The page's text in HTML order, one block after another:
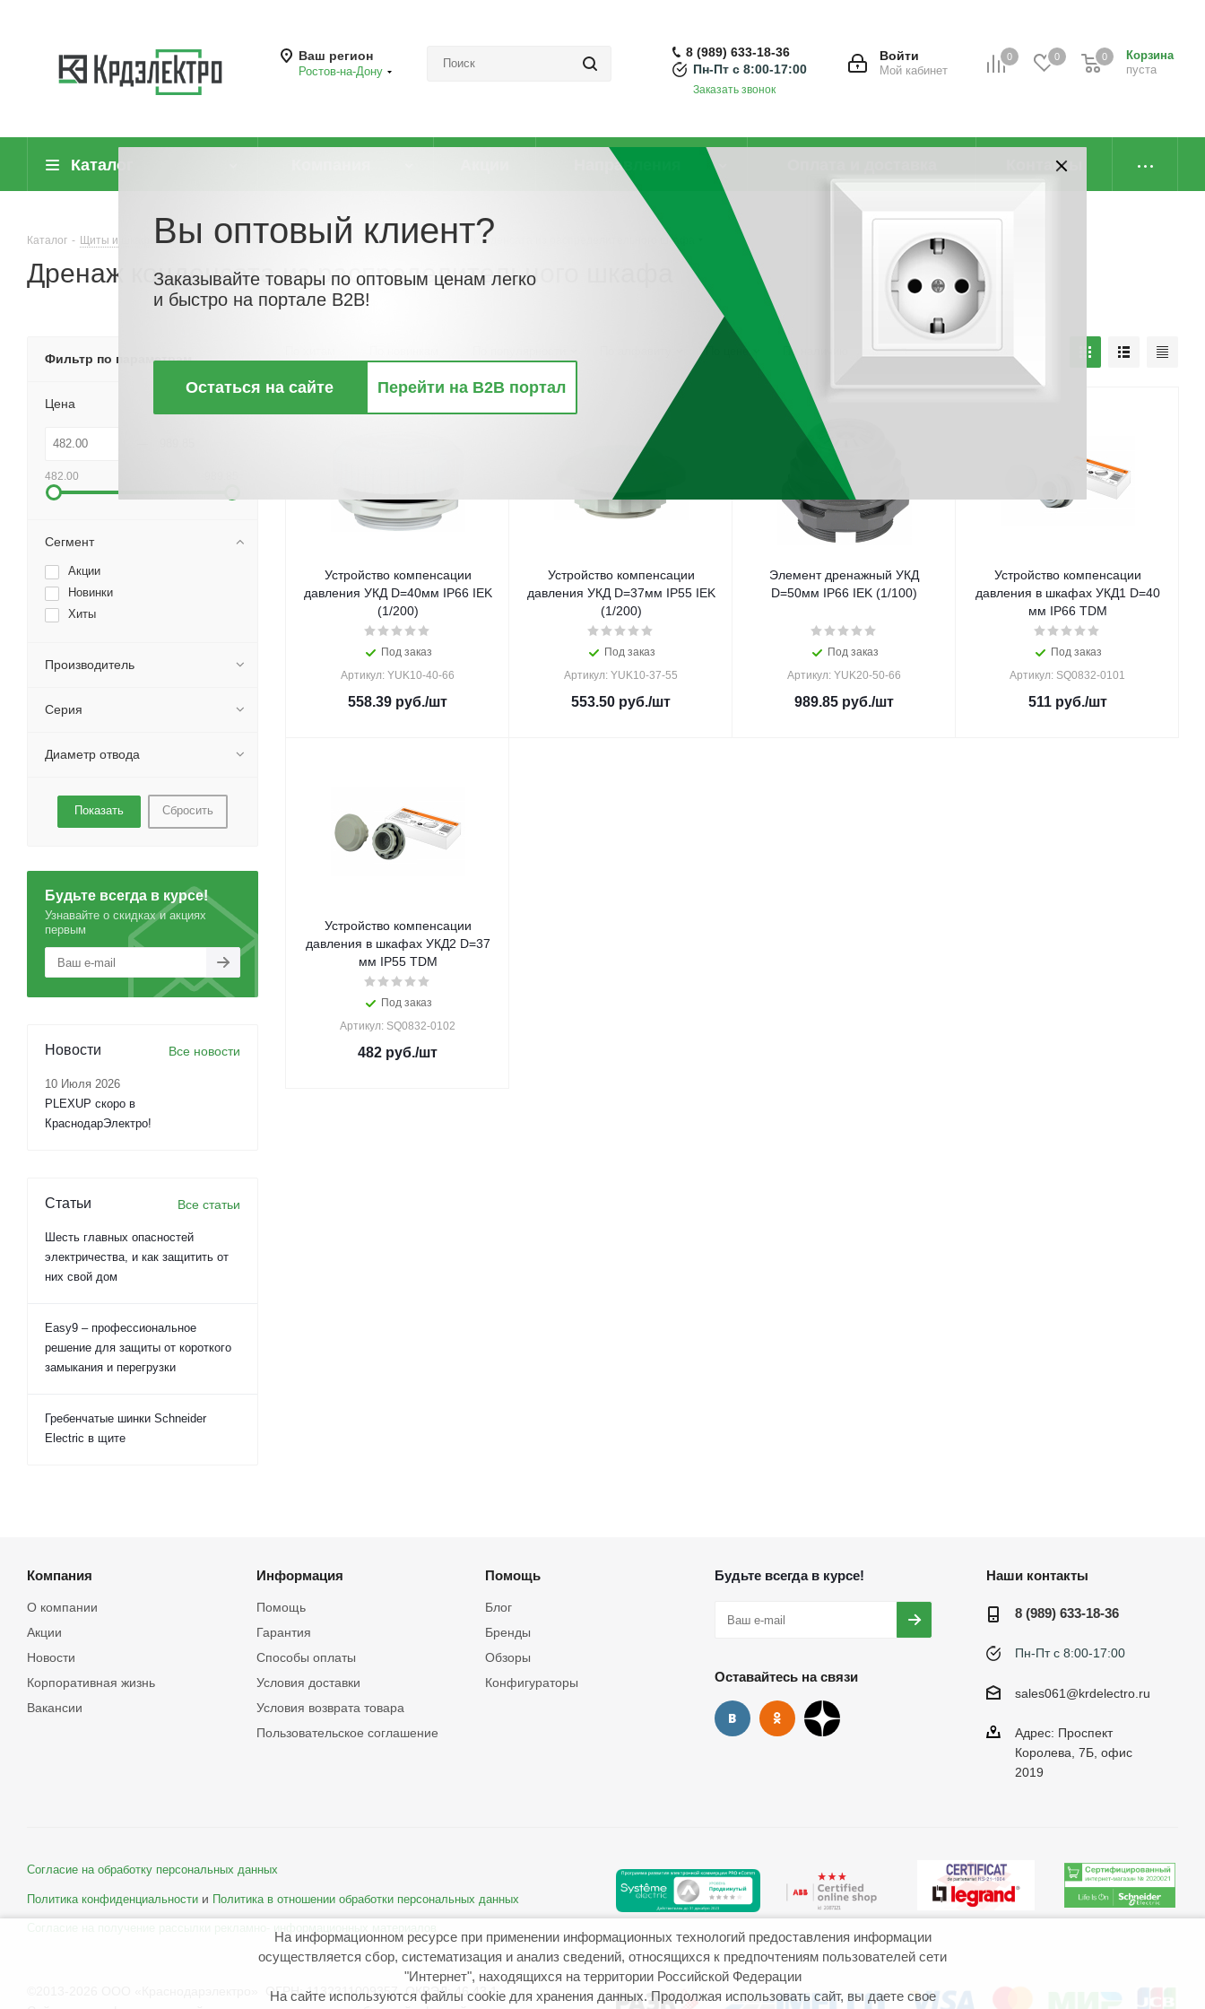
Ваш регион
Ростов-на-Дону
0 0
Корзина
пуста
0
Войти
Мой кабинет
8 (989) 633-18-36
Пн-Пт с 8:00-17:00
Заказать звонок
Каталог Направления Контакты
Каталог - Щиты и шкафы, шинопровод - Микроклимат щитов и шкафов - Дренаж конденсата из распределительного шкафа
Дренаж конденсата из распределительного шкафа
По цене По наличию
Устройство компенсации
давления УКД D=40мм IP66 IEK
(1/200)
Под заказ
Артикул: YUK10-40-66
558.39 руб./шт
Устройство компенсации
давления УКД D=37мм IP55 IEK
(1/200)
Под заказ
Артикул: YUK10-37-55
553.50 руб./шт
Элемент дренажный УКД
D=50мм IP66 IEK (1/100)
Под заказ
Артикул: YUK20-50-66
989.85 руб./шт
Устройство компенсации
давления в шкафах УКД1 D=40
мм IP66 TDM
Под заказ
Артикул: SQ0832-0101
511руб./шт
Устройство компенсации
давления в шкафах УКД2 D=37
мм IP55 TDM
Под заказ
Артикул: SQ0832-0102
482 руб./шт
Фильтр по параметрам
Цена
482.00
Сегмент
Акции
Новинки
Хиты
Производитель
Серия
Диаметр отвода
Сбросить
Будьте всегда в курсе!
Узнавайте о скидках и акциях
первым
Новости Все новости
10 Июля 2026
PLEXUP скоро в
КраснодарЭлектро!
Статьи Все статьи
Шесть главных опасностей
электричества, и как защитить от
них свой дом
Easy9 – профессиональное
решение для защиты от короткого
замыкания и перегрузки
Гребенчатые шинки Schneider
Electric в щите
Компания
О компании
Акции
Новости
Корпоративная жизнь
Вакансии
Информация
Помощь
Гарантия
Способы оплаты
Условия доставки
Условия возврата товара
Пользовательское соглашение
Помощь
Блог
Бренды
Обзоры
Конфигураторы
Будьте всегда в курсе!
Оставайтесь на связи
Наши контакты
8 (989) 633-18-36
Пн-Пт с 8:00-17:00
sales061@krdelectro.ru
Адрес: Проспект
Королева, 7Б, офис
2019
Согласие на обработку персональных данных
Политика конфиденциальности и Политика в отношении обработки персональных данных
©2013-2026 ООО «Краснодарэлектро» ОГРН: 1132311009357 ОКВЭД: 46.43.1
На информационном ресурсе при применении информационных технологий предоставления информации
осуществляется сбор, систематизация и анализ сведений, относящихся к предпочтениям пользователей сети
"Интернет", находящихся на территории Российской Федерации
На сайте используются файлы cookie для хранения данных. Продолжая использовать сайт, вы даете свое
Вы оптовый клиент?
Заказывайте товары по оптовым ценам легко
и быстро на портале B2B!
Остаться на сайте Перейти на B2B портал